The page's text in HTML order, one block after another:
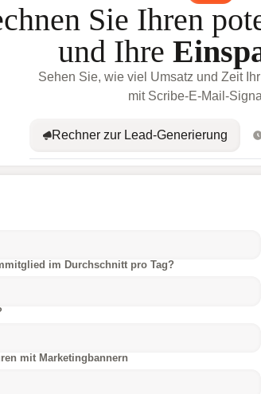
Sie Ihren
und Ihre
Sehen Sie, wie viel Umsatz und Zeit
mit Scribe-E-Mail-
Rechner zur Lead-Generierung
im Durchschnitt pro Tag?
mit Marketingbannern